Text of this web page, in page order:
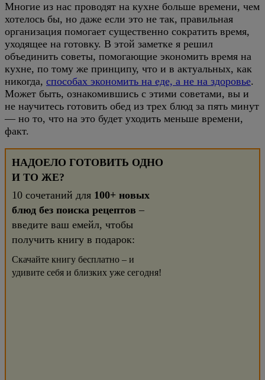
Многие из нас проводят на кухне больше времени, чем
хотелось бы, но даже если это не так, правильная
организация помогает существенно сократить время,
уходящее на готовку. В этой заметке я решил
объединить советы, помогающие экономить время на
кухне, по тому же принципу, что и в актуальных, как
никогда, способах экономить на еде, а не на здоровье.
Может быть, ознакомившись с этими советами, вы и
не научитесь готовить обед из трех блюд за пять минут
— но то, что на это будет уходить меньше времени,
факт.
НАДОЕЛО ГОТОВИТЬ ОДНО
И ТО ЖЕ?
10 сочетаний для 100+ новых
блюд без поиска рецептов –
введите ваш емейл, чтобы
получить книгу в подарок:
Скачайте книгу бесплатно – и
удивите себя и близких уже сегодня!